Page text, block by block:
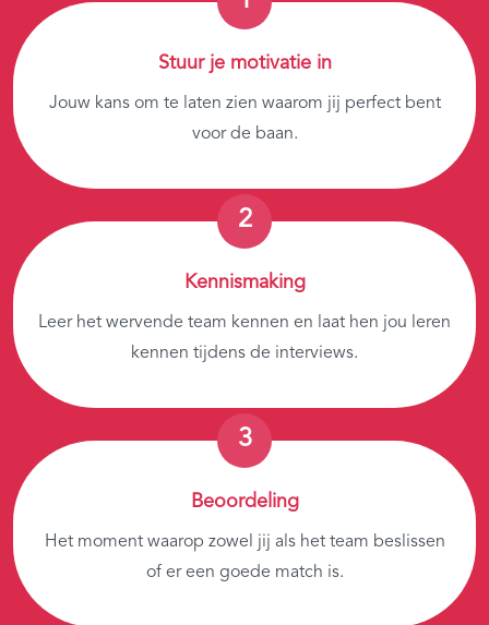
Stuur je motivatie in
Jouw kans om te laten zien waarom jij perfect bent
voor de baan.
Kennismaking
Leer het wervende team kennen en laat hen jou leren
kennen tijdens de interviews.
Beoordeling
Het moment waarop zowel jij als het team beslissen
of er een goede match is.